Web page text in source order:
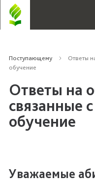
Поступающему
Ответы
обучение
Ответы на
связанные
обучение
Уважаемые